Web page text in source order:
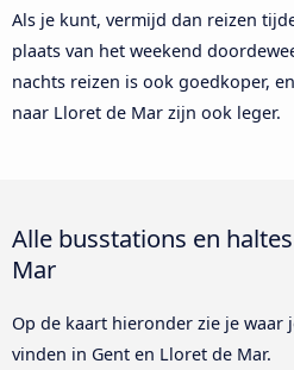
Als je kunt, vermijd dan reizen
plaats van het weekend
nachts reizen is ook goedkoper,
naar Lloret de Mar zijn ook leger.
Alle busstations en
Mar
Op de kaart hieronder zie je waar
vinden in Gent en Lloret de Mar.